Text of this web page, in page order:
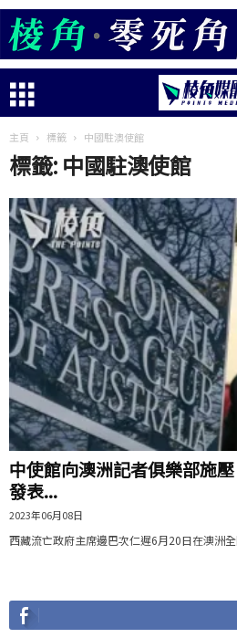
主頁 標籤 中國駐澳使館
標籤: 中國駐澳使館
中使館向澳洲記者俱樂部施
發表...
2023年06月08日
西藏流亡政府主席邊巴次仁遲6月20日在澳洲